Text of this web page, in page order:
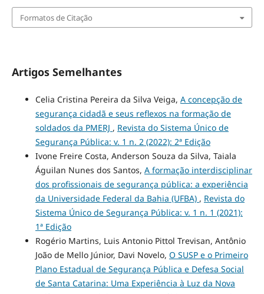
Formatos de Citação
Artigos Semelhantes
Celia Cristina Pereira da Silva Veiga, A concepção de
segurança cidadã e seus reflexos na formação de
soldados da PMERJ , Revista do Sistema Único de
Segurança Pública: v. 1 n. 2 (2022): 2ª Edição
Ivone Freire Costa, Anderson Souza da Silva, Taiala
Águilan Nunes dos Santos, A formação interdisciplinar
dos profissionais de segurança pública: a experiência
da Universidade Federal da Bahia (UFBA) , Revista do
Sistema Único de Segurança Pública: v. 1 n. 1 (2021):
1ª Edição
Rogério Martins, Luis Antonio Pittol Trevisan, Antônio
João de Mello Júnior, Davi Novelo, O SUSP e o Primeiro
Plano Estadual de Segurança Pública e Defesa Social
de Santa Catarina: Uma Experiência à Luz da Nova